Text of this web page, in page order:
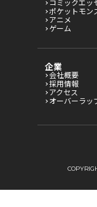
コミックエッ
ポケットモン
アニメ
ゲーム
企業
会社概要
採用情報
アクセス
オーバーラッ